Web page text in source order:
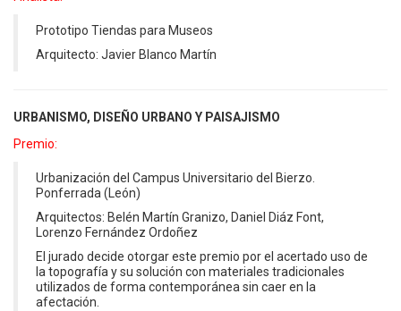
Prototipo Tiendas para Museos
Arquitecto: Javier Blanco Martín
URBANISMO, DISEÑO URBANO Y PAISAJISMO
Premio:
Urbanización del Campus Universitario del Bierzo.
Ponferrada (León)
Arquitectos: Belén Martín Granizo, Daniel Diáz Font,
Lorenzo Fernández Ordoñez
El jurado decide otorgar este premio por el acertado uso de
la topografía y su solución con materiales tradicionales
utilizados de forma contemporánea sin caer en la
afectación.